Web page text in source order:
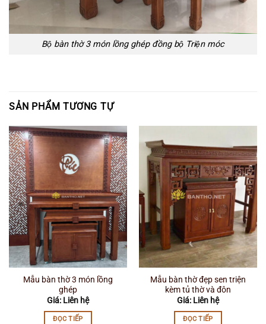
Bộ bàn thờ 3 món lồng ghép đồng bộ Triện móc
SẢN PHẨM TƯƠNG TỰ
Mẫu bàn thờ 3 món lồng
ghép
Giá: Liên hệ
ĐỌC TIẾP
Mẫu bàn thờ đẹp sen triện
kèm tủ thờ và đôn
Giá: Liên hệ
ĐỌC TIẾP